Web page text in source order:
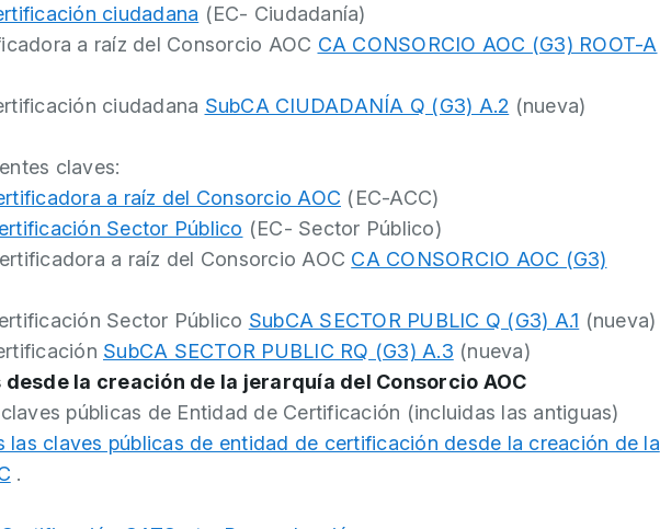
ciudadana (EC- Ciudadanía)
a raíz del Consorcio AOC CA CONSORCIO AOC (G3) ROOT-A
ciudadana SubCA CIUDADANÍA Q (G3) A.2 (nueva)
claves:
a raíz del Consorcio AOC (EC-ACC)
Sector Público (EC- Sector Público)
a raíz del Consorcio AOC CA CONSORCIO AOC (G3)
Sector Público SubCA SECTOR PUBLIC Q (G3) A.1 (nueva)
SubCA SECTOR PUBLIC RQ (G3) A.3 (nueva)
la creación de la jerarquía del Consorcio AOC
públicas de Entidad de Certificación (incluidas las antiguas)
las claves públicas de entidad de certificación desde la creación de la
.